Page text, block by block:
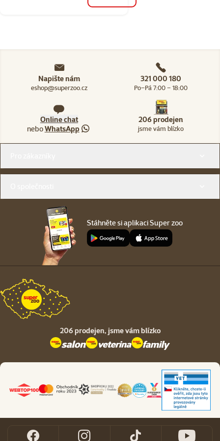
Napište nám
eshop@superzoo.cz
321 000 180
Po–Pá 7:00 – 18:00
Online chat
neboWhatsApp
206 prodejen
jsme vám blízko
Stáhněte si aplikaci Super zoo
206 prodejen, jsme vám blízko